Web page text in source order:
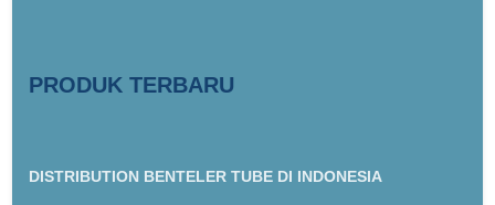
PRODUK TERBARU
DISTRIBUTION BENTELER TUBE DI INDONESIA